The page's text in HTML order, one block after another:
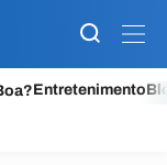
Entretenimento